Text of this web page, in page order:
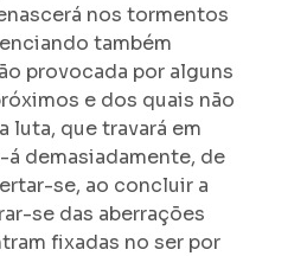
nos tormentos
também
provocada por alguns
e dos quais não
luta, que travará em
demasiadamente, de
se, ao concluir a
se das aberrações
fixadas no ser por